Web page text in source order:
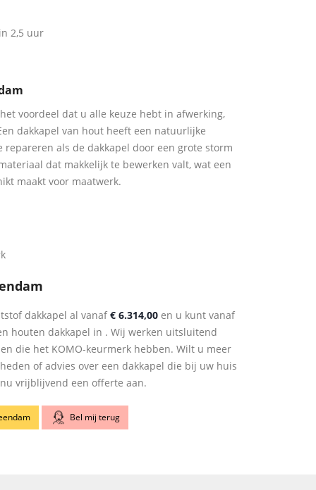
2,5 uur
voordeel dat u alle keuze hebt in afwerking,
dakkapel van hout heeft een natuurlijke
als de dakkapel door een grote storm
dat makkelijk te bewerken valt, wat een
maakt voor maatwerk.
dakkapel al vanaf€ 6.314,00 en u kunt vanaf
houten dakkapel in . Wij werken uitsluitend
die het KOMO-keurmerk hebben. Wilt u meer
of advies over een dakkapel die bij uw huis
vrijblijvend een offerte aan.
Bel mij terug